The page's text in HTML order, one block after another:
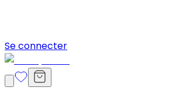
Se connecter